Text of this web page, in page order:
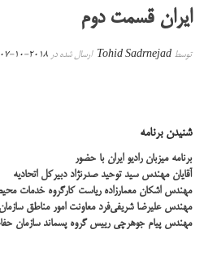
ایران قسمت دوم
توسط Tohid Sadrnejad ارسال شده در 2018-10-07
شنیدن برنامه
برنامه میزبان رادیو ایران با حضور
آقایان مهندس سید توحید صدرنژاد دبیرکل اتحادیه
مهندس اشکان معمارزاده ریاست کارگروه خدمات
مهندس علیرضا شریفی‌فرد معاونت امور مناطق
مهندس پیام جوهرچی رییس گروه پسماند سازمان